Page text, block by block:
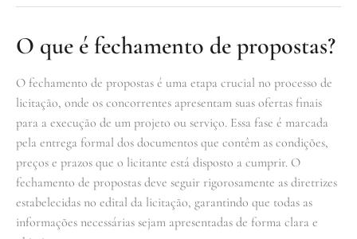
O que é fechamento de propostas?
O fechamento de propostas é uma etapa crucial no processo de
licitação, onde os concorrentes apresentam suas ofertas finais
para a execução de um projeto ou serviço. Essa fase é marcada
pela entrega formal dos documentos que contêm as condições,
preços e prazos que o licitante está disposto a cumprir. O
fechamento de propostas deve seguir rigorosamente as diretrizes
estabelecidas no edital da licitação, garantindo que todas as
informações necessárias sejam apresentadas de forma clara e